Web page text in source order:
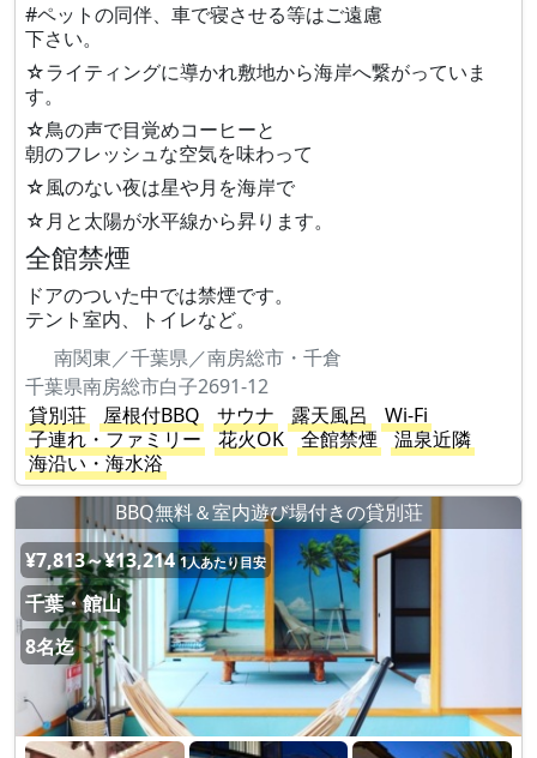
#ペットの同伴、車で寝させる等はご遠慮
下さい。
☆ライティングに導かれ敷地から海岸へ繋がっていま
す。
☆鳥の声で目覚めコーヒーと
朝のフレッシュな空気を味わって
☆風のない夜は星や月を海岸で
☆月と太陽が水平線から昇ります。
全館禁煙
ドアのついた中では禁煙です。
テント室内、トイレなど。
南関東／千葉県／南房総市・千倉
千葉県南房総市白子2691-12
貸別荘
屋根付BBQ サウナ 露天風呂
Wi-Fi
子連れ・ファミリー
花火OK 全館禁煙
温泉近隣
海沿い・海水浴
BBQ無料＆室内遊び場付きの貸別荘
¥7,813～¥13,214 1人あたり目安
千葉・館山
8名迄